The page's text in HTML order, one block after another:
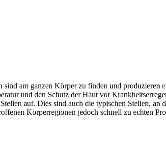
sind am ganzen Körper zu finden und
und den Schutz der Haut vor
auf. Dies sind auch die typischen Stellen,
Körperregionen jedoch schnell zu echten